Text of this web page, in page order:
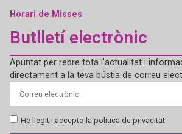
Horari de Misses
Butlletí electrònic
Apuntat per rebre tota l’actualitat i
directament a la teva bústia de correu
He llegit i accepto la política de privacitat